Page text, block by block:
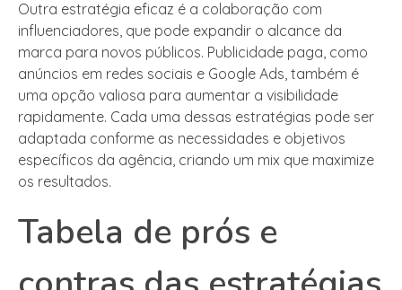
Outra estratégia eficaz é a colaboração com
influenciadores, que pode expandir o alcance da
marca para novos públicos. Publicidade paga, como
anúncios em redes sociais e Google Ads, também é
uma opção valiosa para aumentar a visibilidade
rapidamente. Cada uma dessas estratégias pode ser
adaptada conforme as necessidades e objetivos
específicos da agência, criando um mix que maximize
os resultados.
Tabela de prós e